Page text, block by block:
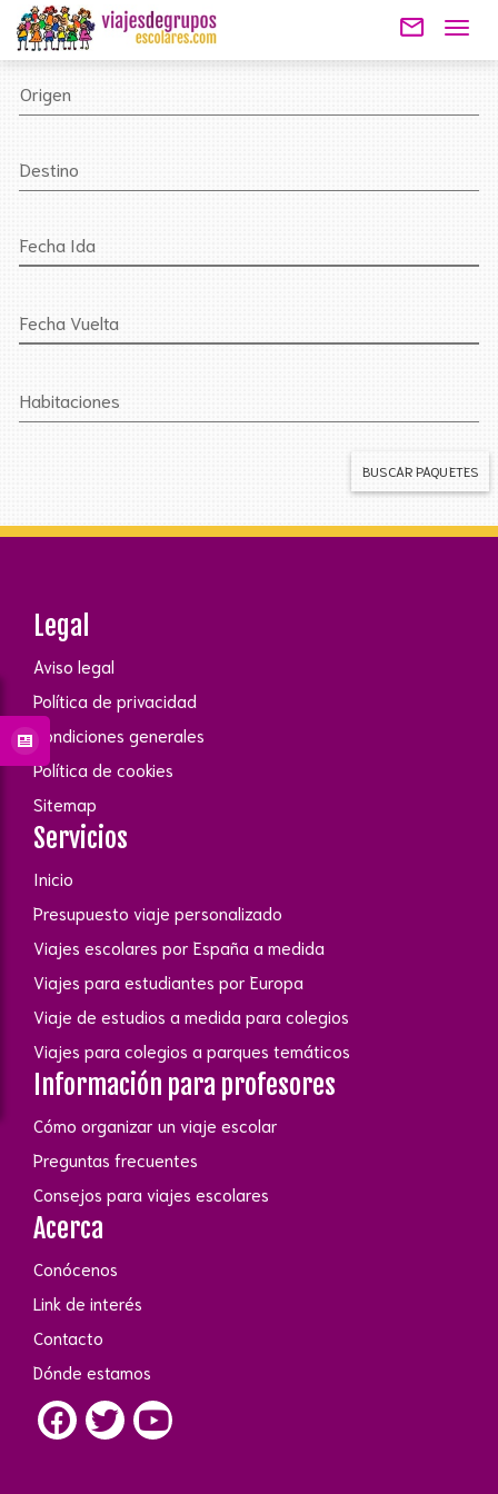
mail_outline
Origen
Destino
Fecha Ida
Fecha Vuelta
Habitaciones
BUSCAR PAQUETES
Legal
Aviso legal
Política de privacidad
Condiciones generales
Política de cookies
Sitemap
Servicios
Inicio
Presupuesto viaje personalizado
Viajes escolares por España a medida
Viajes para estudiantes por Europa
Viaje de estudios a medida para colegios
Viajes para colegios a parques temáticos
Información para profesores
Cómo organizar un viaje escolar
Preguntas frecuentes
Consejos para viajes escolares
Acerca
Conócenos
Link de interés
Contacto
Dónde estamos